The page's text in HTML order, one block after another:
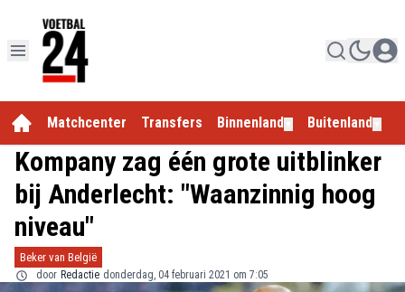
Matchcenter Transfers Binnenland Buitenland
Kompany zag één grote uitblinker
bij Anderlecht: "Waanzinnig hoog
niveau"
Beker van België
door Redactie donderdag, 04 februari 2021 om 7:05